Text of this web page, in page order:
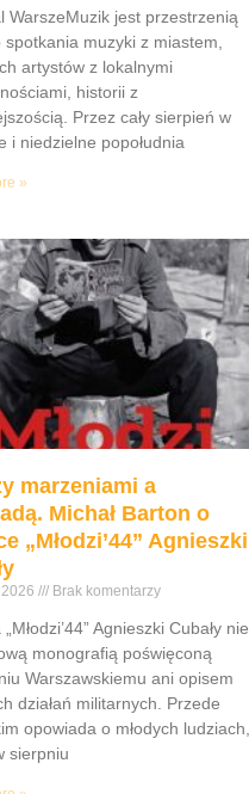
WarszeMuzik jest przestrzenią
spotkania muzyki z miastem,
artystów z lokalnymi
historii z
Przez cały sierpień w
i niedzielne popołudnia
»
marzeniami a
Michał Barton o
„Młodzi’44” Agnieszki
Brak komentarzy
Agnieszki Cubały nie
monografią poświęconą
Warszawskiemu ani opisem
działań militarnych. Przede
opowiada o młodych ludziach,
sierpniu